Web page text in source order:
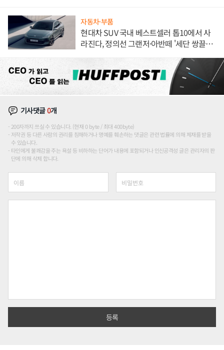
자동차·부품
현대차 SUV 국내 베스트셀러 톱10에서 사
라진다, 정의선 그랜저·아반떼 '세단 쌍끌
기사댓글0개
200자까지 쓰실 수 있습니다. (현재 0 byte / 최대 400byte)
저작권 등 다른 사람의 권리를 침해하거나 명예를 훼손하는 댓글은 관련 법률에 의해 제재를 받을
수 있습니다.
타인에게 불쾌감을 주는 욕설 등 비하하는 단어가 내용에 포함되거나 인신공격성 글은 관리자의 판
단에 의해 삭제 합니다.